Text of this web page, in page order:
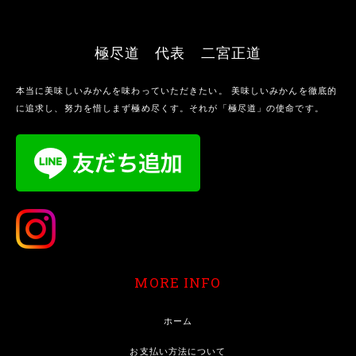
極尽道 代表 二宮正道
本当に美味しいみかんを味わっていただきたい。 美味しいみかんを徹底的
に追求し、努力を惜しまず極め尽くす。それが「極尽道」の使命です。
MORE INFO
ホーム
お支払い方法について